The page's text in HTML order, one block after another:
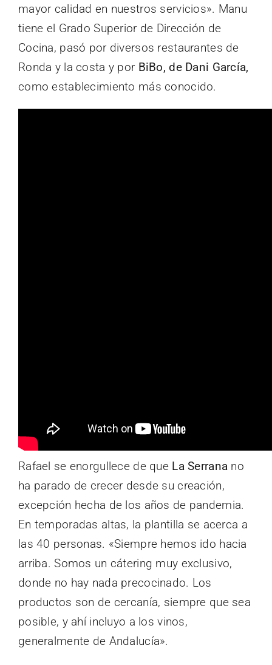
mayor calidad en nuestros servicios». Manu
tiene el Grado Superior de Dirección de
Cocina, pasó por diversos restaurantes de
Ronda y la costa y por BiBo, de Dani García,
como establecimiento más conocido.
Rafael se enorgullece de queLa Serrana no
ha parado de crecer desde su creación,
excepción hecha de los años de pandemia.
En temporadas altas, la plantilla se acerca a
las 40 personas. «Siempre hemos ido hacia
arriba. Somos un cátering muy exclusivo,
donde no hay nada precocinado. Los
productos son de cercanía, siempre que sea
posible, y ahí incluyo a los vinos,
generalmente de Andalucía».